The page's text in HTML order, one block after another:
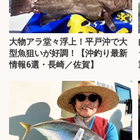
大物アラ堂々浮上！平戸沖で大
型魚狙いが好調！【沖釣り最新
情報6選・長崎／佐賀】